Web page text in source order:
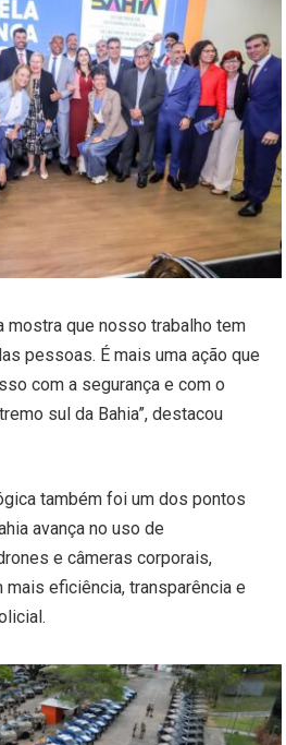
mostra que nosso trabalho tem
pessoas. É mais uma ação que
com a segurança e com o
sul da Bahia”, destacou
também foi um dos pontos
avança no uso de
e câmeras corporais,
eficiência, transparência e